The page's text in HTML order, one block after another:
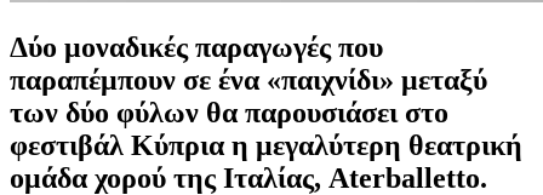
Δύο μοναδικές παραγωγές που
παραπέμπουν σε ένα «παιχνίδι» μεταξύ
των δύο φύλων θα παρουσιάσει στο
φεστιβάλ Κύπρια η μεγαλύτερη θεατρική
ομάδα χορού της Ιταλίας, Aterballetto.